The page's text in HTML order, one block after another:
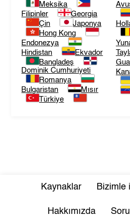
Meksika
Filipinler
Georgia
Çin
Japonya
Hong Kong
Endonezya
Hindistan
Ekvador
Bangladeş
Dominik Cumhuriyeti
Romanya
Bulgaristan
Mısır
Türkiye
Kaynaklar Bizimle
Hakkımızda